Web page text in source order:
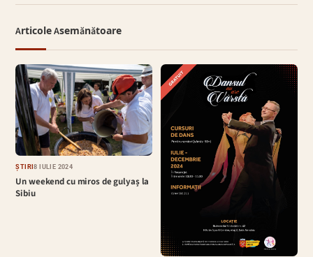
Articole Asemănătoare
ȘTIRI8 IULIE 2024
Un weekend cu miros de gulyaș la
Sibiu